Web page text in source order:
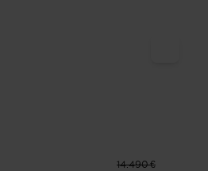
14.490 €